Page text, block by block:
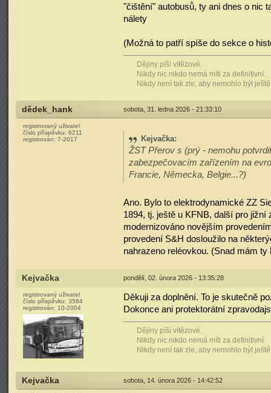
"čištění" autobusů, ty ani dnes o nic
nálety
(Možná to patří spíše do sekce o
Dějiny píší vítězové.
Nikdy nic nikdo nemá míti za definitivní.
Nikdy není tak zle, aby nemohlo být
dědek_hank sobota, 31. ledna 2026 - 21:33:10
registrovaný uživatel
číslo příspěvku: 6211
registrován: 7-2017 Kejvačka:
ŽST Přerov s (prý - nemohu
zabezpečovacím zařízením na
Francie, Německa, Belgie...?)
Ano. Bylo to elektrodynamické ZZ
1894, tj. ještě u KFNB, další pro
modernizováno novějším
provedení S&H dosloužilo na
nahrazeno reléovkou. (Snad mám
Kejvačka pondělí, 02. února 2026 - 13:35:28
registrovaný uživatel
číslo příspěvku: 3564
registrován: 10-2004
Děkuji za doplnění. To je skutečně
Dokonce ani protektorátní
Dějiny píší vítězové.
Nikdy nic nikdo nemá míti za definitivní.
Nikdy není tak zle, aby nemohlo být
Kejvačka sobota, 14. února 2026 - 14:42:52